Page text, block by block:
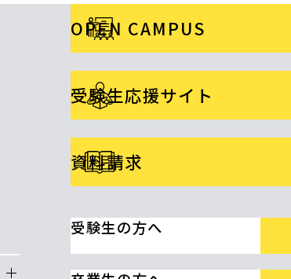
OPEN CAMPUS
受験生応援サイト
資料請求
受験生の方へ